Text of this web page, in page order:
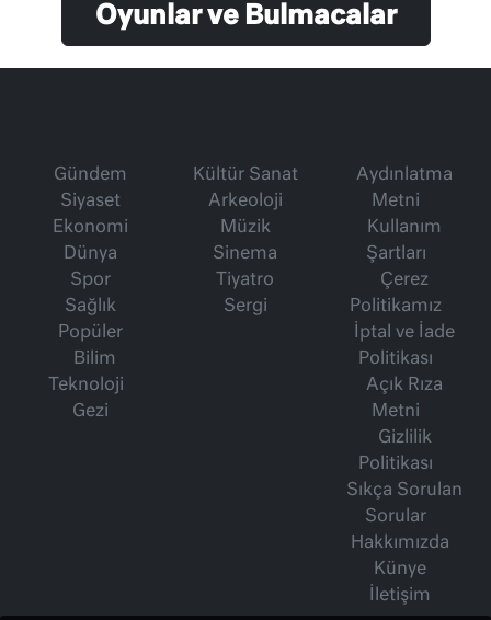
Oyunlar ve Bulmacalar
Gündem
Siyaset
Ekonomi
Dünya
Spor
Sağlık
Popüler
Bilim
Teknoloji
Gezi
Kültür Sanat
Arkeoloji
Müzik
Sinema
Tiyatro
Sergi
Aydınlatma
Metni
Kullanım
Şartları
Çerez
Politikamız
İptal ve İade
Politikası
Açık Rıza
Metni
Gizlilik
Politikası
Sıkça Sorulan
Sorular
Hakkımızda
Künye
İletişim